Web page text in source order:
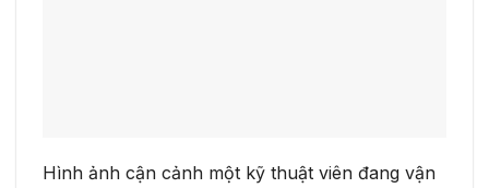
Hình ảnh cận cảnh một kỹ thuật viên đang vận